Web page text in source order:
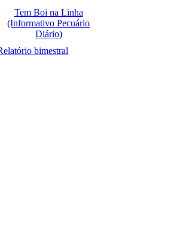
Tem Boi na Linha
(Informativo Pecuário
Diário)